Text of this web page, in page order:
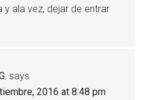
y ala vez, dejar de entrar
says
2016 at 8:48 pm